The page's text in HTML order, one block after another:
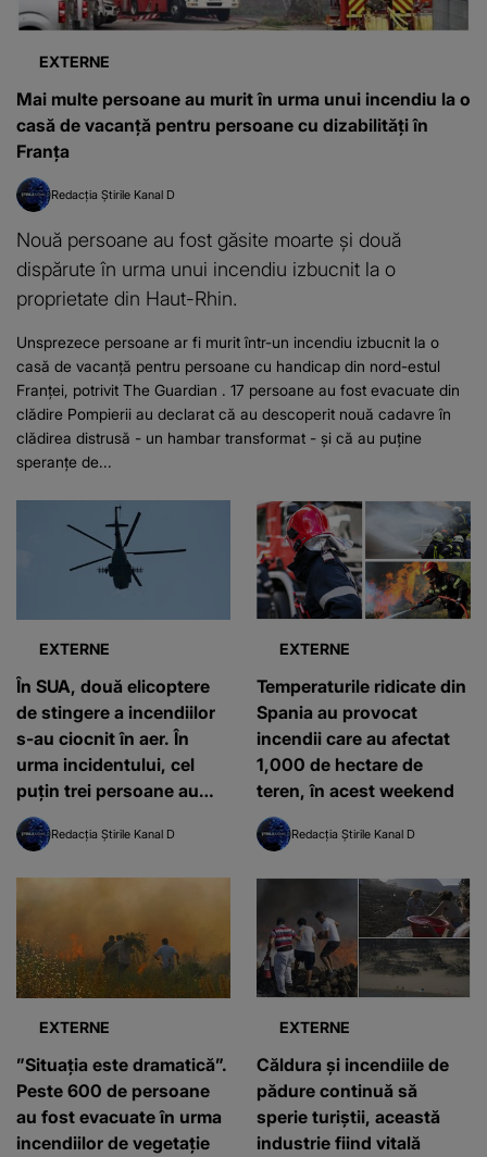
EXTERNE
Mai multe persoane au murit în urma unui incendiu la o
casă de vacanță pentru persoane cu dizabilități în
Franța
Redacția Știrile Kanal D
Nouă persoane au fost găsite moarte și două
dispărute în urma unui incendiu izbucnit la o
proprietate din Haut-Rhin.
Unsprezece persoane ar fi murit într-un incendiu izbucnit la o
casă de vacanță pentru persoane cu handicap din nord-estul
Franței, potrivit The Guardian . 17 persoane au fost evacuate din
clădire Pompierii au declarat că au descoperit nouă cadavre în
clădirea distrusă - un hambar transformat - și că au puține
speranțe de...
EXTERNE
În SUA, două elicoptere
de stingere a incendiilor
s-au ciocnit în aer. În
urma incidentului, cel
puțin trei persoane au
murit
Redacția Știrile Kanal D
EXTERNE
Temperaturile ridicate din
Spania au provocat
incendii care au afectat
1,000 de hectare de
teren, în acest weekend
Redacția Știrile Kanal D
EXTERNE
”Situația este dramatică”.
Peste 600 de persoane
au fost evacuate în urma
incendiilor de vegetație
EXTERNE
Căldura și incendiile de
pădure continuă să
sperie turiștii, această
industrie fiind vitală